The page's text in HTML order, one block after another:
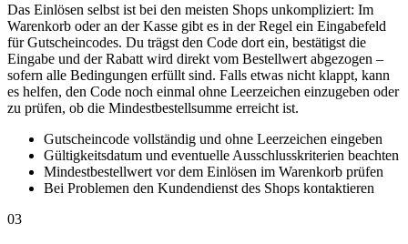
Das Einlösen selbst ist bei den meisten Shops unkompliziert: Im
Warenkorb oder an der Kasse gibt es in der Regel ein Eingabefeld
für Gutscheincodes. Du trägst den Code dort ein, bestätigst die
Eingabe und der Rabatt wird direkt vom Bestellwert abgezogen –
sofern alle Bedingungen erfüllt sind. Falls etwas nicht klappt, kann
es helfen, den Code noch einmal ohne Leerzeichen einzugeben oder
zu prüfen, ob die Mindestbestellsumme erreicht ist.
Gutscheincode vollständig und ohne Leerzeichen eingeben
Gültigkeitsdatum und eventuelle Ausschlusskriterien beachten
Mindestbestellwert vor dem Einlösen im Warenkorb prüfen
Bei Problemen den Kundendienst des Shops kontaktieren
03